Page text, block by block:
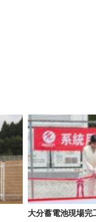
大分蓄電池現場